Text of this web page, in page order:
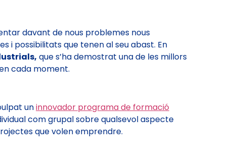
davant de nous problemes nous
i possibilitats que tenen al seu abast. En
que s’ha demostrat una de les millors
cada moment.
uninnovador programa de formació
com grupal sobre qualsevol aspecte
que volen emprendre.